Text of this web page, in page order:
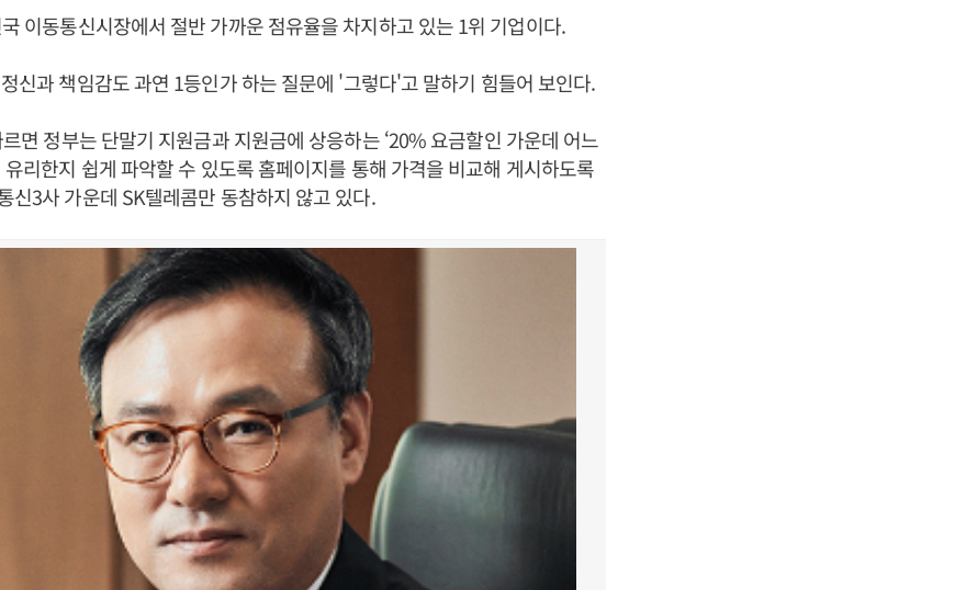
이동통신시장에서 절반 가까운 점유율을 차지하고 있는 1위 기업이다.
신과 책임감도 과연 1등인가 하는 질문에 '그렇다'고 말하기 힘들어 보인다.
면 정부는 단말기 지원금과 지원금에 상응하는 ‘20% 요금할인 가운데 어느
리한지 쉽게 파악할 수 있도록 홈페이지를 통해 가격을 비교해 게시하도록
신3사 가운데 SK텔레콤만 동참하지 않고 있다.